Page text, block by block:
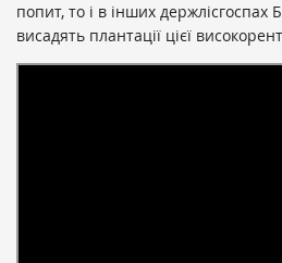
попит, то і в інших держлісгоспах
висадять плантації цієї